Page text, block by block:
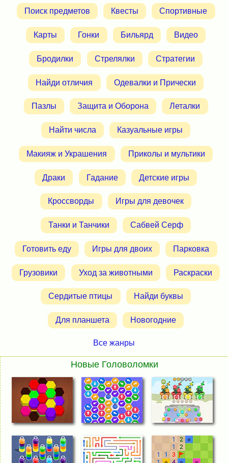
Поиск предметов Квесты Спортивные
Карты Гонки Бильярд Видео
Бродилки Стрелялки Стратегии
Найди отличия Одевалки и Прически
Пазлы Защита и Оборона Леталки
Найти числа Казуальные игры
Макияж и Украшения Приколы и мультики
Драки Гадание Детские игры
Кроссворды Игры для девочек
Танки и Танчики Сабвей Серф
Готовить еду Игры для двоих Парковка
Грузовики Уход за животными Раскраски
Сердитые птицы Найди буквы
Для планшета Новогодние
Все жанры
Новые Головоломки